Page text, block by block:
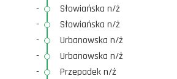
-
Słowiańska n/ż
-
Słowiańska n/ż
-
Urbanowska n/ż
-
Urbanowska n/ż
-
Przepadek n/ż